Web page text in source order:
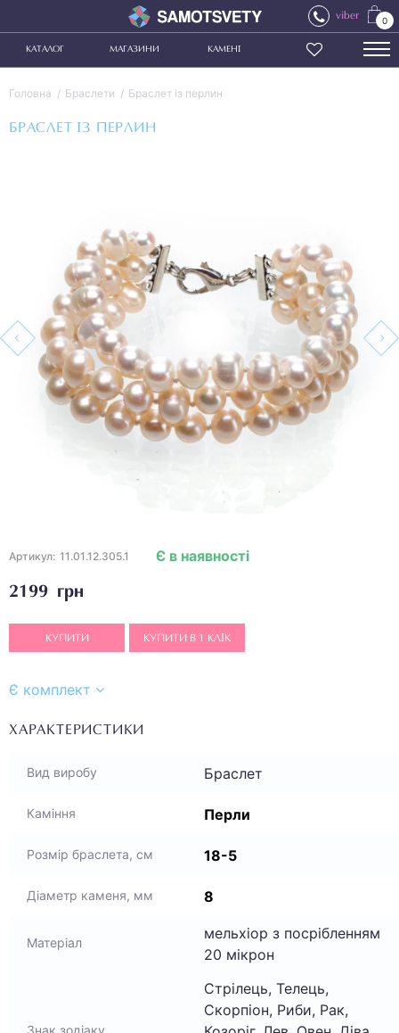
viber 0
КАТАЛОГ МАГАЗИНИ КАМЕНІ
Головна Браслети Браслет із перлин
БРАСЛЕТ ІЗ ПЕРЛИН
Артикул: 11.01.12.305.1
2199 грн
Є в наявності
КУПИТИ КУПИТИ В 1 КЛІК
Є комплект
ХАРАКТЕРИСТИКИ
Вид виробу Браслет
Каміння Перли
Розмір браслета, см 18-5
Діаметр каменя, мм 8
Матеріал
мельхіор з посрібленням
20 мікрон
Стрілець, Телець,
Скорпіон, Риби, Рак,